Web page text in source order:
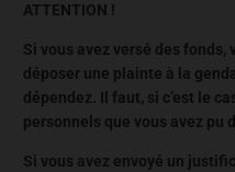
ATTENTION !
Si vous avez versé des
déposer une plainte à la
dépendez. Il faut, si c’est le
personnels que vous avez pu
Si vous avez envoyé un